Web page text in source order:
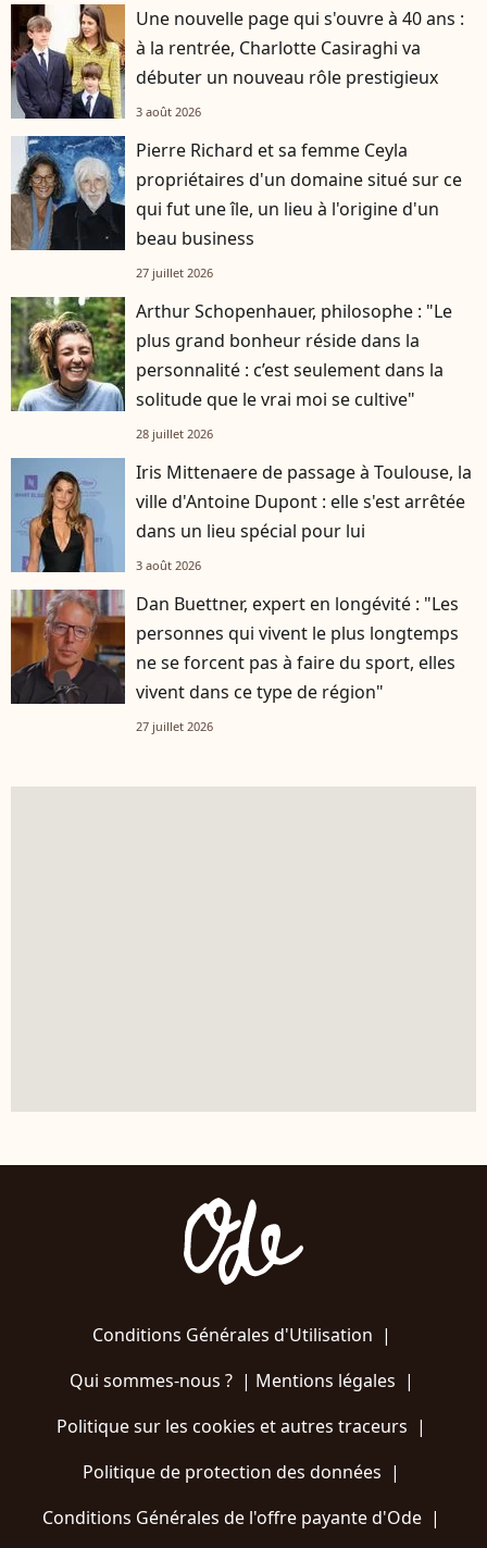
Une nouvelle page qui s'ouvre à 40 ans :
à la rentrée, Charlotte Casiraghi va
débuter un nouveau rôle prestigieux
3 août 2026
Pierre Richard et sa femme Ceyla
propriétaires d'un domaine situé sur ce
qui fut une île, un lieu à l'origine d'un
beau business
27 juillet 2026
Arthur Schopenhauer, philosophe : "Le
plus grand bonheur réside dans la
personnalité : c’est seulement dans la
solitude que le vrai moi se cultive"
28 juillet 2026
Iris Mittenaere de passage à Toulouse, la
ville d'Antoine Dupont : elle s'est arrêtée
dans un lieu spécial pour lui
3 août 2026
Dan Buettner, expert en longévité : "Les
personnes qui vivent le plus longtemps
ne se forcent pas à faire du sport, elles
vivent dans ce type de région"
27 juillet 2026
Conditions Générales d'Utilisation |
Qui sommes-nous ?| Mentions légales |
Politique sur les cookies et autres traceurs |
Politique de protection des données |
Conditions Générales de l'offre payante d'Ode |